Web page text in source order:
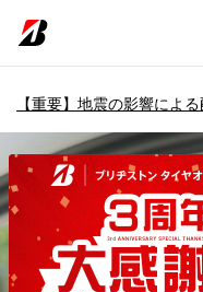
【重要】地震の影響によ
タイヤ＆